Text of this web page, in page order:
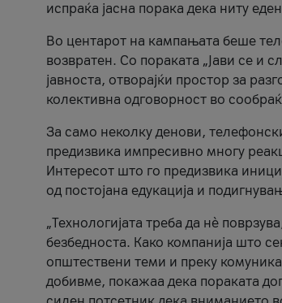
испраќа јасна порака дека ниту
Во центарот на кампањата беше
возвратен. Со пораката „Јави се и
јавноста, отворајќи простор за
колективна одговорност во
За само неколку денови,
предизвика импресивно многу
Интересот што го предизвика
од постојана едукација и
„Технологијата треба да нè
безбедноста. Како компанија што
општествени теми и преку
добивме, покажаа дека пораката